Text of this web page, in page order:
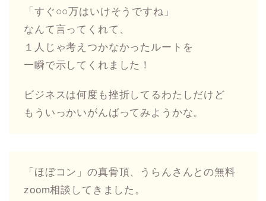
「すぐ○○万はいけそうですね」
なんて言ってくれて、
１人じゃ考えつかなかったルートを
一瞬で示してくれました！
ビジネスは何度も挫折してるわたしだけど
もういっかいがんばってみようかな。
「ほぼコン」の真骨頂、うらんさんとの無料
zoom相談してきました。